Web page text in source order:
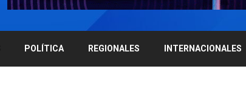
POLÍTICA REGIONALES INTERNACIONALES